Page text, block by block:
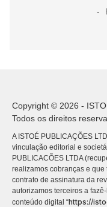
Copyright © 2026 -
Todos os direitos
A ISTOÉ PUBLICAÇÕES
vinculação editorial e
PUBLICACÕES LTDA
realizamos cobranças e
contrato de assinatura da
autorizamos terceiros a
conteúdo digital “https://